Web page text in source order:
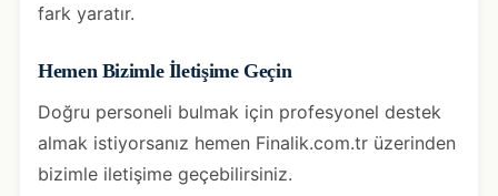
fark yaratır.
Hemen Bizimle İletişime Geçin
Doğru personeli bulmak için profesyonel destek
almak istiyorsanız hemen Finalik.com.tr üzerinden
bizimle iletişime geçebilirsiniz.